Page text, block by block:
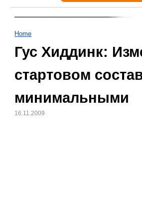
Home
Гус Хиддинк:
стартовом
минимальными
16.11.2009